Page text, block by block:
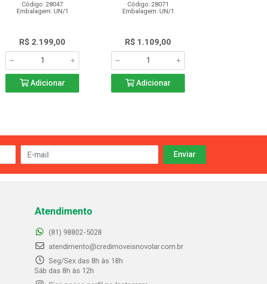
Código: 28047
Embalagem: UN/1
R$ 2.199,00
Adicionar
Código: 28071
Embalagem: UN/1
R$ 1.109,00
Adicionar
Atendimento
(81) 98802-5028
atendimento@credimoveisnovolar.com.br
Seg/Sex das 8h às 18h
Sáb das 8h às 12h